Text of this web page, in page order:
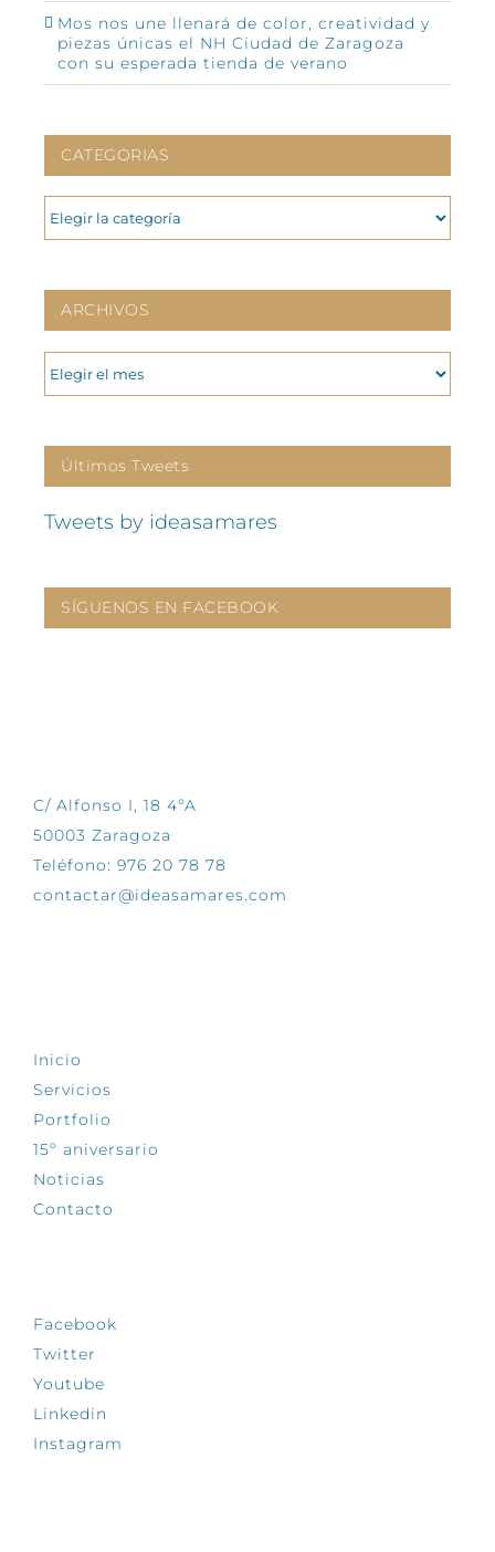
Mos nos une llenará de color, creatividad y
piezas únicas el NH Ciudad de Zaragoza
con su esperada tienda de verano
CATEGORIAS
CATEGORIAS
ARCHIVOS
ARCHIVOS
Últimos Tweets
Tweets by ideasamares
SÍGUENOS EN FACEBOOK
C/ Alfonso I, 18 4ºA
50003 Zaragoza
Teléfono: 976 20 78 78
contactar@ideasamares.com
Inicio
Servicios
Portfolio
15º aniversario
Noticias
Contacto
Facebook
Twitter
Youtube
Linkedin
Instagram